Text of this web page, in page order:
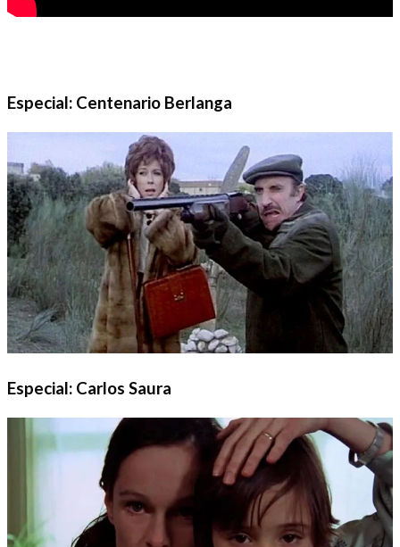
Especial: Centenario Berlanga
Especial: Carlos Saura